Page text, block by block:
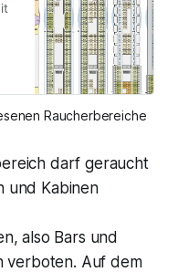
Raucherbereiche
darf geraucht
und Kabinen
also Bars und
verboten. Auf dem